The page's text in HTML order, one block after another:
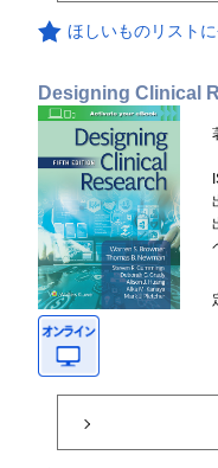
ほしいものリスト
Designing Clinical